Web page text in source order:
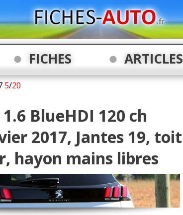
FICHES ARTICLES
5/20
BlueHDI 120 ch
2017, Jantes 19, toit
hayon mains libres